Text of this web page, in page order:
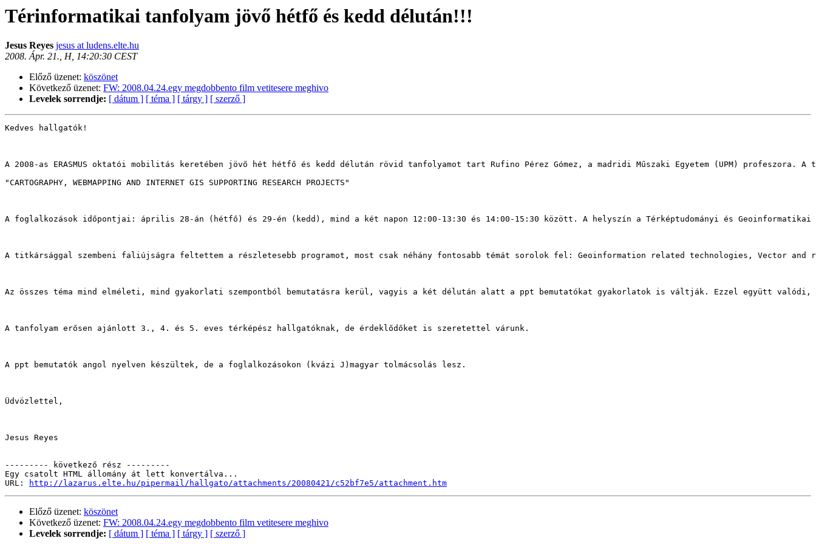
Térinformatikai tanfolyam jövő hétfő és kedd délután!!!
Jesus Reyes jesus at ludens.elte.hu
2008. Ápr. 21., H, 14:20:30 CEST
Előző üzenet: köszönet
Következő üzenet: FW: 2008.04.24.egy megdobbento film vetitesere meghivo
Levelek sorrendje: [ dátum ] [ téma ] [ tárgy ] [ szerző ]
Kedves hallgatók!
A 2008-as ERASMUS oktatói mobilitás keretében jövő hét hétfő és kedd délután rövid tanfolyamot tart Rufino Pérez Gómez, a madridi Műszaki Egyetem (UPM) profeszora. A
"CARTOGRAPHY, WEBMAPPING AND INTERNET GIS SUPPORTING RESEARCH PROJECTS"
A foglalkozások időpontjai: április 28-án (hétfő) és 29-én (kedd), mind a két napon 12:00-13:30 és 14:00-15:30 között. A helyszín a Térképtudományi és Geoinformatikai
A titkársággal szembeni faliújságra feltettem a részletesebb programot, most csak néhány fontosabb témát sorolok fel: Geoinformation related technologies, Vector
Az összes téma mind elméleti, mind gyakorlati szempontból bemutatásra kerül, vagyis a két délután alatt a ppt bemutatókat gyakorlatok is váltják. Ezzel együtt
A tanfolyam erősen ajánlott 3., 4. és 5. eves térképész hallgatóknak, de érdeklődőket is szeretettel várunk.
A ppt bemutatók angol nyelven készültek, de a foglalkozásokon (kvázi J)magyar tolmácsolás lesz.
Üdvözlettel,
Jesus Reyes
--------- következő rész ---------
Egy csatolt HTML állomány át lett konvertálva...
URL:
http://lazarus.elte.hu/pipermail/hallgato/attachments/20080421/c52bf7e5/attachment.htm
Előző üzenet: köszönet
Következő üzenet: FW: 2008.04.24.egy megdobbento film vetitesere meghivo
Levelek sorrendje: [ dátum ] [ téma ] [ tárgy ] [ szerző ]